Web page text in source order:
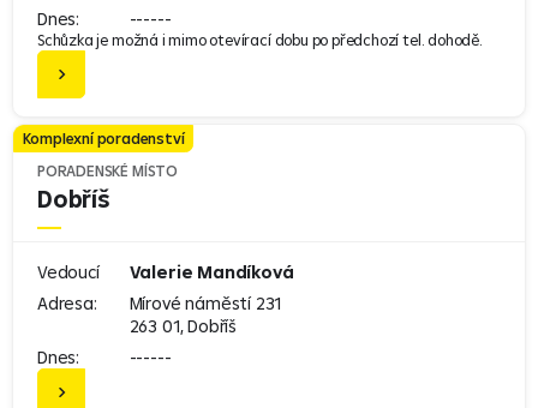
Dnes:
------
Schůzka je možná i mimo otevírací dobu po předchozí tel. dohodě.
Komplexní poradenství
PORADENSKÉ MÍSTO
Dobříš
Vedoucí
Valerie Mandíková
Adresa:
Mírové náměstí 231
263 01, Dobříš
Dnes:
------